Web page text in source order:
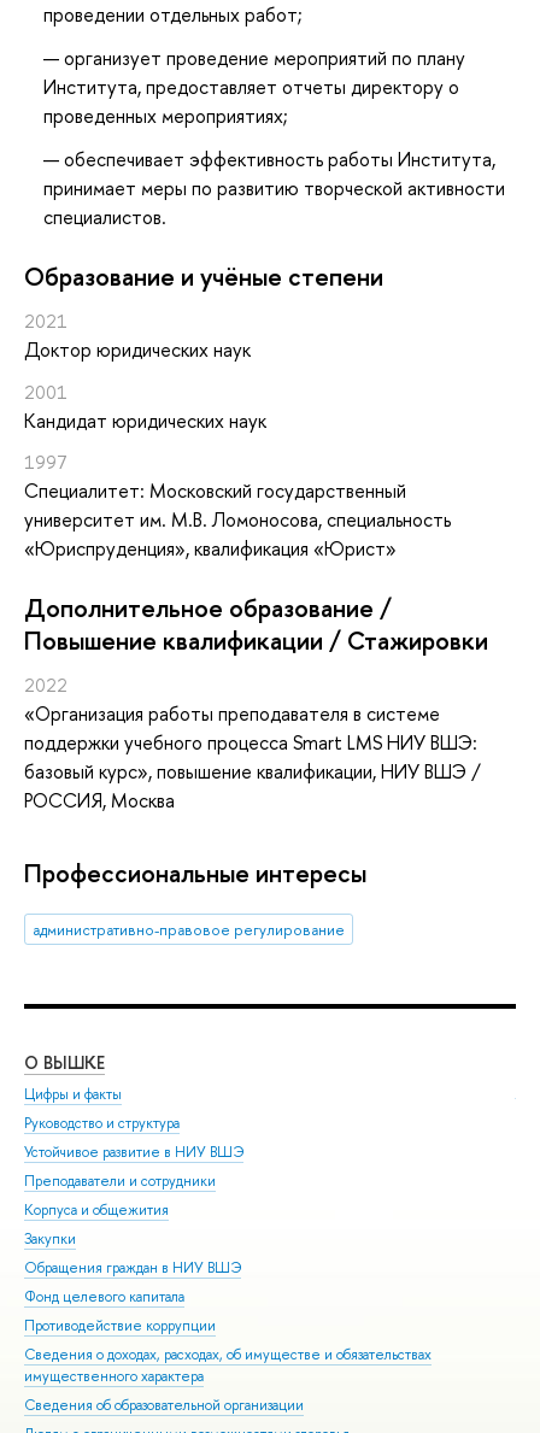
проведении отдельных работ;
организует проведение мероприятий по плану
Института, предоставляет отчеты директору о
проведенных мероприятиях;
обеспечивает эффективность работы Института,
принимает меры по развитию творческой активности
специалистов.
Oбразование и учёные степени
2021
Доктор юридических наук
2001
Кандидат юридических наук
1997
Специалитет: Московский государственный
университет им. М.В. Ломоносова, специальность
«Юриспруденция», квалификация «Юрист»
Дополнительное образование /
Повышение квалификации / Стажировки
2022
«Организация работы преподавателя в системе
поддержки учебного процесса Smart LMS НИУ ВШЭ:
базовый курс», повышение квалификации, НИУ ВШЭ /
РОССИЯ, Москва
Профессиональные интересы
административно-правовое регулирование
О ВЫШКЕ
Цифры и факты
Руководство и структура
Устойчивое развитие в НИУ ВШЭ
Преподаватели и сотрудники
Корпуса и общежития
Закупки
Обращения граждан в НИУ ВШЭ
Фонд целевого капитала
Противодействие коррупции
Сведения о доходах, расходах, об имуществе и обязательствах
имущественного характера
Сведения об образовательной организации